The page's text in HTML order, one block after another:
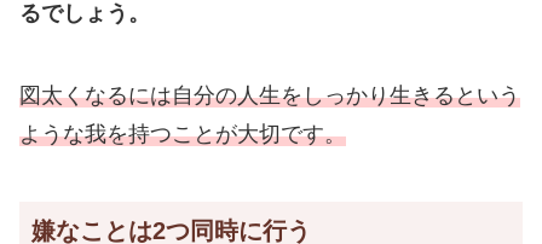
るでしょう。
図太くなるには自分の人生をしっかり生きるという
ような我を持つことが大切です。
嫌なことは2つ同時に行う